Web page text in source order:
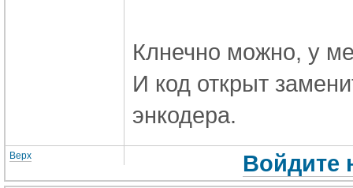
Клнечно можно, у
И код открыт
энкодера.
Верх Войдите